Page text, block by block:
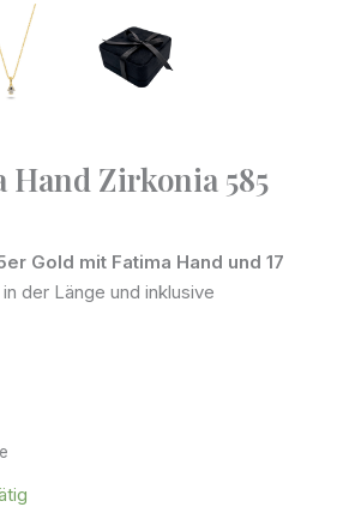
Hand Zirkonia 585
Gold mit Fatima Hand und 17
der Länge und inklusive